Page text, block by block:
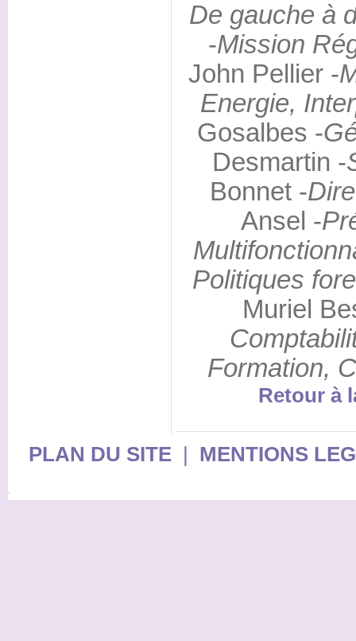
De gauche à
-Mission
John Pellier -
Energie,
Gosalbes -
Desmartin -
Bonnet -
Ansel -
Politiques
Muriel
Formation,
Retour à
PLAN DU SITE| MENTIONS